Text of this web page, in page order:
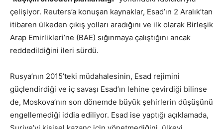
çelişiyor. Reuters’a konuşan kaynaklar, Esad’ın 2 Aralık’tan
itibaren ülkeden çıkış yolları aradığını ve ilk olarak Birleşik
Arap Emirlikleri’ne (BAE) sığınmaya çalıştığını ancak
reddedildiğini ileri sürdü.
Rusya’nın 2015’teki müdahalesinin, Esad rejimini
güçlendirdiği ve iç savaşı Esad’ın lehine çevirdiği bilinse
de, Moskova’nın son dönemde büyük şehirlerin düşüşünü
engellemediği iddia ediliyor. Esad ise yaptığı açıklamada,